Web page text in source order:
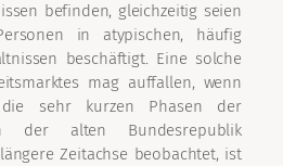
befinden, gleichzeitig seien
in atypischen, häufig
beschäftigt. Eine solche
mag auffallen, wenn
sehr kurzen Phasen der
der alten Bundesrepublik
Zeitachse beobachtet, ist